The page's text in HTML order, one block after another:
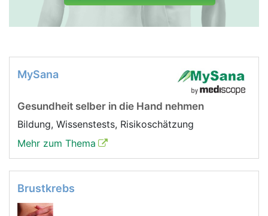
MySana
Gesundheit selber in die Hand nehmen
Bildung, Wissenstests, Risikoschätzung
Mehr zum Thema
Brustkrebs